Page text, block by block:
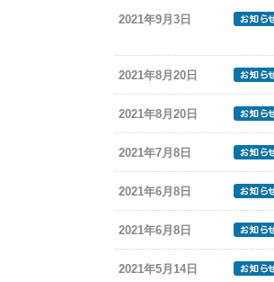
2021年9月3日
2021年8月20日
2021年8月20日
2021年7月8日
2021年6月8日
2021年6月8日
2021年5月14日